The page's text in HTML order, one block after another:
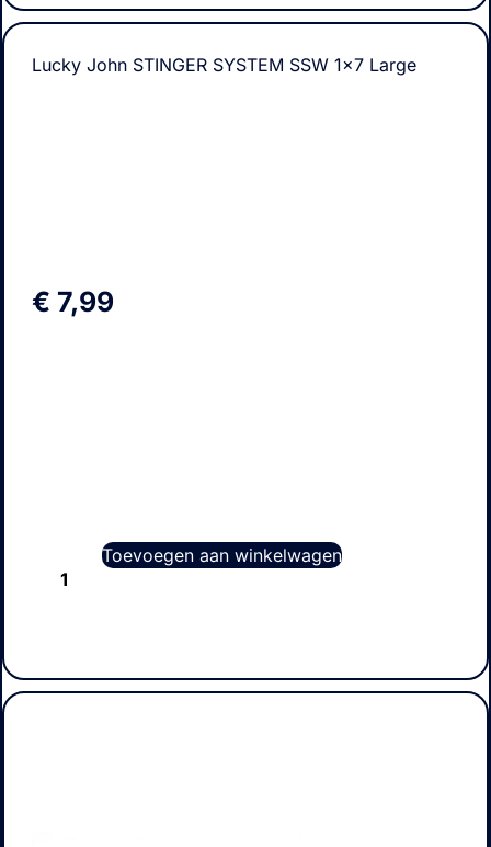
Lucky John STINGER SYSTEM SSW 1×7 Large
€ 7,99
Toevoegen aan winkelwagen